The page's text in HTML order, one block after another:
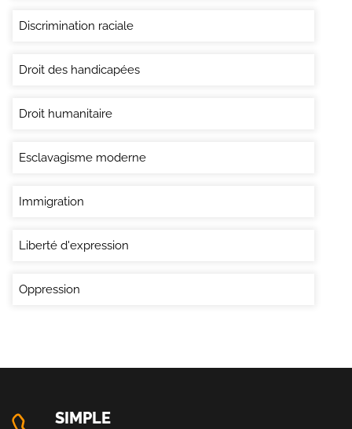
Discrimination raciale
Droit des handicapées
Droit humanitaire
Esclavagisme moderne
Immigration
Liberté d'expression
Oppression
SIMPLE